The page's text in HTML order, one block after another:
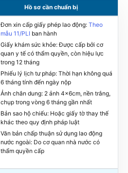
Hồ sơ cần chuẩn bị
Đơn xin cấp giấy phép lao động: Theo
mẫu 11/PLI ban hành
Giấy khám sức khỏe: Được cấp bởi cơ
quan y tế có thẩm quyền, còn hiệu lực
trong 12 tháng
Phiếu lý lịch tư pháp: Thời hạn không quá
6 tháng tính đến ngày nộp
Ảnh chân dung: 2 ảnh 4x6cm, nền trắng,
chụp trong vòng 6 tháng gần nhất
Bản sao hộ chiếu: Hoặc giấy tờ thay thế
khác theo quy định pháp luật
Văn bản chấp thuận sử dụng lao động
nước ngoài: Do cơ quan nhà nước có
thẩm quyền cấp